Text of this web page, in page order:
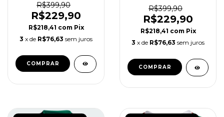
R$399,90
R$229,90
R$218,41 com Pix
3 x de R$76,63 sem juros
COMPRAR
R$399,90
R$229,90
R$218,41 com Pix
3 x de R$76,63 sem juros
COMPRAR